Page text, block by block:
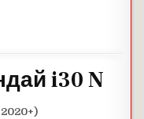
i30 N
2020+)